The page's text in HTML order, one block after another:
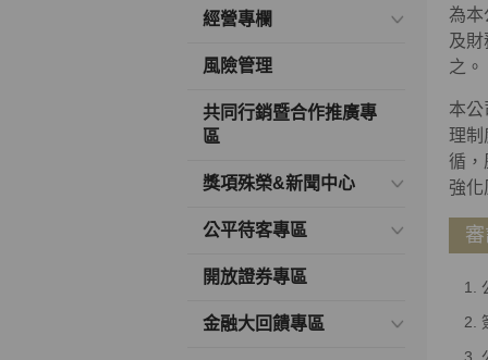
經營專欄
風險管理
共同行銷暨合作推廣專
區
獎項殊榮&新聞中心
公平待客專區
開放證券專區
金融大回饋專區
為本
及
之。
本
理
循，
強